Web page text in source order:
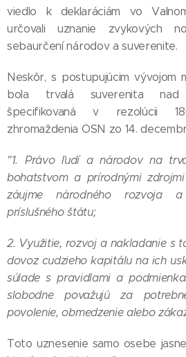
viedlo k deklaráciám vo
určovali uznanie zvykových
sebaurčení národov a suverenite.
Neskôr, s postupujúcim vývojom
bola trvalá suverenita nad
špecifikovaná v rezolúcii
zhromaždenia OSN zo 14.
"1. Právo ľudí a národov na
bohatstvom a prírodnými
záujme národného rozvoja
príslušného štátu;
2. Využitie, rozvoj a nakladanie s
dovoz cudzieho kapitálu na ich
súlade s pravidlami a
slobodne považujú za
povolenie, obmedzenie alebo
Toto uznesenie samo osebe